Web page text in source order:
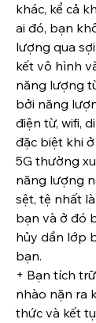
khác, kể cả
ai đó, bạn
lượng qua
kết vô hình
năng lượng
bởi năng
điện từ, wifi,
đặc biệt khi
5G thường
năng lượng
sệt, tệ nhất
bạn và ở đó
hủy dần lớp
bạn.
+ Bạn tích
nhào nặn ra
thức và kết